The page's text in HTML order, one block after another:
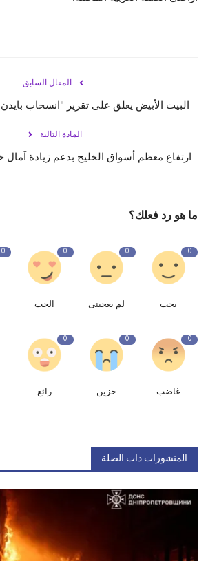
المقال السابق
البيت الأبيض يعلق على تقرير "انسحاب
المادة التالية
ارتفاع معظم أسواق الخليج بدعم زيادة آمال
ما هو رد فعلك؟
0
يحب
0
لم يعجبنى
0
الحب
0
0
غاضب
0
حزين
0
رائع
المنشورات ذات الصلة